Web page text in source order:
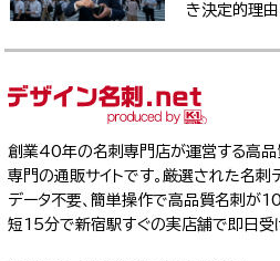
き決定的理由
創業40年の名刺専門店が運営する高品
専門の通販サイトです。厳選された名
データ不要、簡単操作で高品質名刺が
短15分で新宿駅すぐの実店舗で即日受